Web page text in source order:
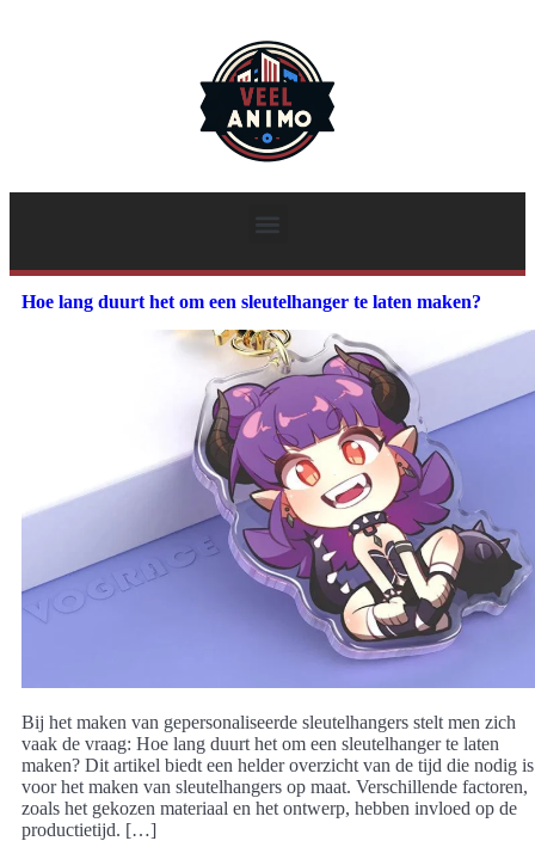
Hoe lang duurt het om een sleutelhanger te laten maken?
Bij het maken van gepersonaliseerde sleutelhangers stelt men zich
vaak de vraag: Hoe lang duurt het om een sleutelhanger te laten
maken? Dit artikel biedt een helder overzicht van de tijd die nodig is
voor het maken van sleutelhangers op maat. Verschillende factoren,
zoals het gekozen materiaal en het ontwerp, hebben invloed op de
productietijd. […]